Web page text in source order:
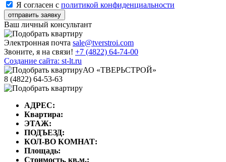
Я согласен с политикой конфиденциальности
отправить заявку
Ваш личный консультант
Электронная почта sale@tverstroi.com
Звоните, я на связи! +7 (4822) 64-74-00
Создание сайта: st-lt.ru
АО «ТВЕРЬСТРОЙ»
8 (4822) 64-53-63
АДРЕС:
Квартира:
ЭТАЖ:
ПОДЪЕЗД:
КОЛ-ВО КОМНАТ:
Площадь:
Стоимость, кв.м.: